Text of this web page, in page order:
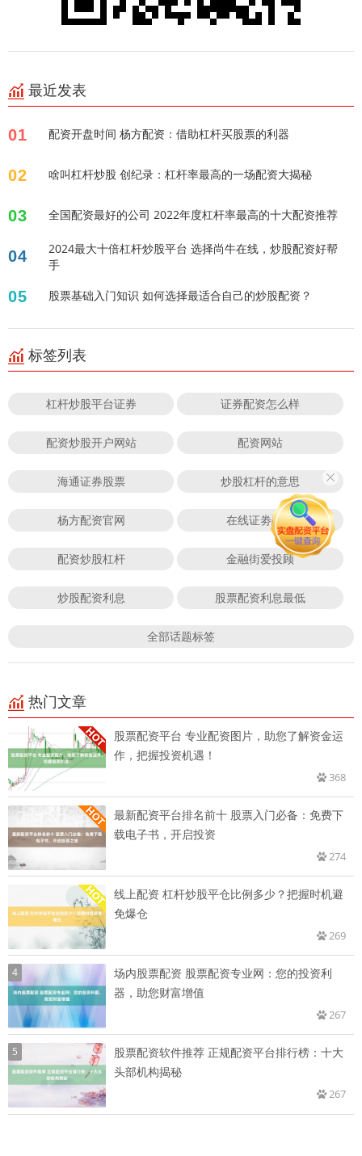
最近发表
01 配资开盘时间 杨方配资：借助杠杆买股票的利器
02 啥叫杠杆炒股 创纪录：杠杆率最高的一场配资大揭秘
03 全国配资最好的公司 2022年度杠杆率最高的十大配资推荐
04
2024最大十倍杠杆炒股平台 选择尚牛在线，炒股配资好帮
手
05 股票基础入门知识 如何选择最适合自己的炒股配资？
标签列表
杠杆炒股平台证券 证券配资怎么样
配资炒股开户网站 配资网站
海通证券股票 炒股杠杆的意思
杨方配资官网 在线证劵融资
配资炒股杠杆 金融街爱投顾
炒股配资利息 股票配资利息最低
全部话题标签
热门文章
股票配资平台 专业配资图片，助您了解资金运
作，把握投资机遇！
368
最新配资平台排名前十 股票入门必备：免费下
载电子书，开启投资
274
线上配资 杠杆炒股平仓比例多少？把握时机避
免爆仓
269
4
场内股票配资 股票配资专业网：您的投资利
器，助您财富增值
267
5
股票配资软件推荐 正规配资平台排行榜：十大
头部机构揭秘
267